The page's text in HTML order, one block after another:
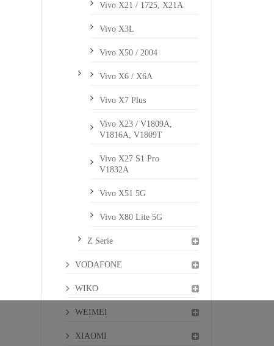
Vivo X21 / 1725, X21A
Vivo X3L
Vivo X50 / 2004
Vivo X6 / X6A
Vivo X7 Plus
Vivo X23 / V1809A,
V1816A, V1809T
Vivo X27 S1 Pro
V1832A
Vivo X51 5G
Vivo X80 Lite 5G
Z Serie
VODAFONE
WIKO
WEIMEI
XIAOMI